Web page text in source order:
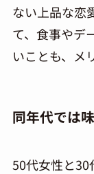
ない上品な恋
て、食事やデ
いことも、メ
同年代では
50代女性と30